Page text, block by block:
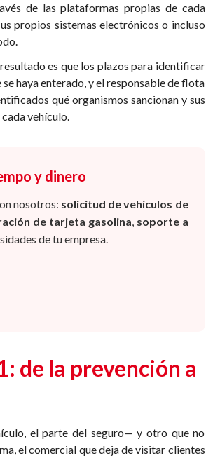
de las plataformas propias de cada
propios sistemas electrónicos o incluso
es que los plazos para identificar
haya enterado, y el responsable de flota
qué organismos sancionan y sus
vehículo.
y dinero
nosotros: solicitud de vehículos de
de tarjeta gasolina, soporte a
de tu empresa.
de la prevención a
el parte del seguro— y otro que no
el comercial que deja de visitar clientes